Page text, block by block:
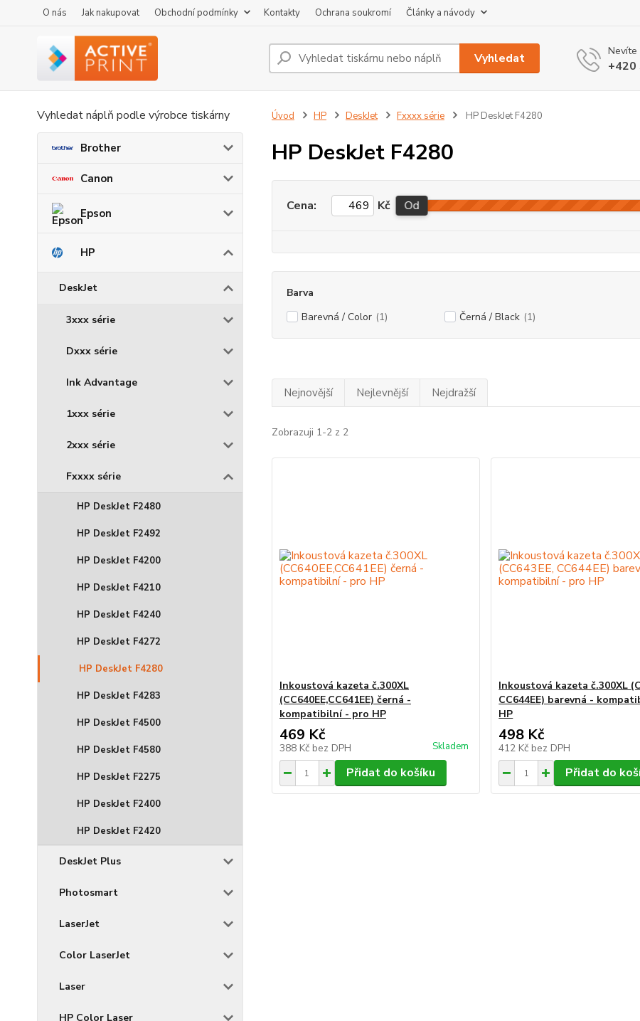
O nás Jak nakupovat Obchodní podmínky Kontakty Ochrana soukromí Články a návody
Vyhledat Nevíte
+420
Vyhledat náplň podle výrobce tiskárny
Brother
Canon
Epson
HP
DeskJet
3xxx série
Dxxx série
Ink Advantage
1xxx série
2xxx série
Fxxxx série
HP DeskJet F2480
HP DeskJet F2492
HP DeskJet F4200
HP DeskJet F4210
HP DeskJet F4240
HP DeskJet F4272
HP DeskJet F4280
HP DeskJet F4283
HP DeskJet F4500
HP DeskJet F4580
HP DeskJet F2275
HP DeskJet F2400
HP DeskJet F2420
DeskJet Plus
Photosmart
LaserJet
Color LaserJet
Laser
HP Color Laser
Úvod HP DeskJet Fxxxx série HP DeskJet F4280
HP DeskJet F4280
Cena: Kč Od
Barva
Barevná / Color (1) Černá / Black (1)
Nejnovější Nejlevnější Nejdražší
Zobrazuji 1-2 z 2
Inkoustová kazeta č.300XL
(CC640EE,CC641EE) černá -
kompatibilní - pro HP
469 Kč
388 Kč bez DPH Skladem
Přidat do košíku
Inkoustová kazeta č.300XL
CC644EE) barevná -
HP
498 Kč
412 Kč bez DPH
Přidat do